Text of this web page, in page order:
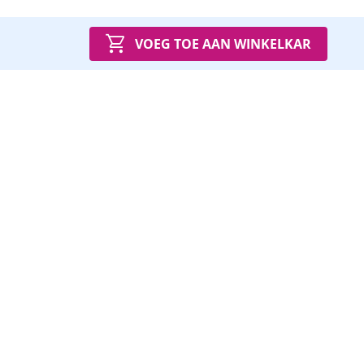
VOEG TOE AAN WINKELKAR